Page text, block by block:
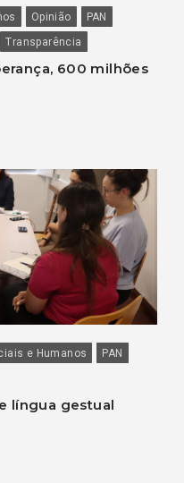
Opinião
PAN
Transparência
600 milhões
e Humanos
PAN
língua gestual